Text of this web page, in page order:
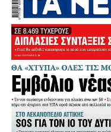
ΧΡΟΝΟΠΟΥΛΟΥ
ΣΥΜΒΟΥΛΟΣ
ΣΠΥΡΟΣ
ΝΟΣΟΚΟΜΕΙΟΥ
ΑΛΕΞΑΝΔΡΑ
ΝΟΣΟΚΟΜΕΙΟΥ ΑΓΙΑ